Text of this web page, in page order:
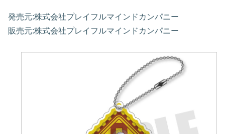
発売元:株式会社プレイフルマインドカンパニー
販売元:株式会社プレイフルマインドカンパニー